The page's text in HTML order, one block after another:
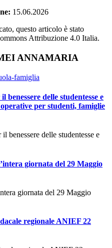
15.06.2026
questo articolo è stato
Attribuzione 4.0 Italia.
ANNAMARIA
famiglia
benessere delle studentesse e
per studenti, famiglie
benessere delle studentesse e
giornata del 29 Maggio
giornata del 29 Maggio
regionale ANIEF 22